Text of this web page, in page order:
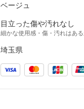
ベージュ
目立った傷や汚れなし
細かな使用感・傷・汚れはあ
埼玉県